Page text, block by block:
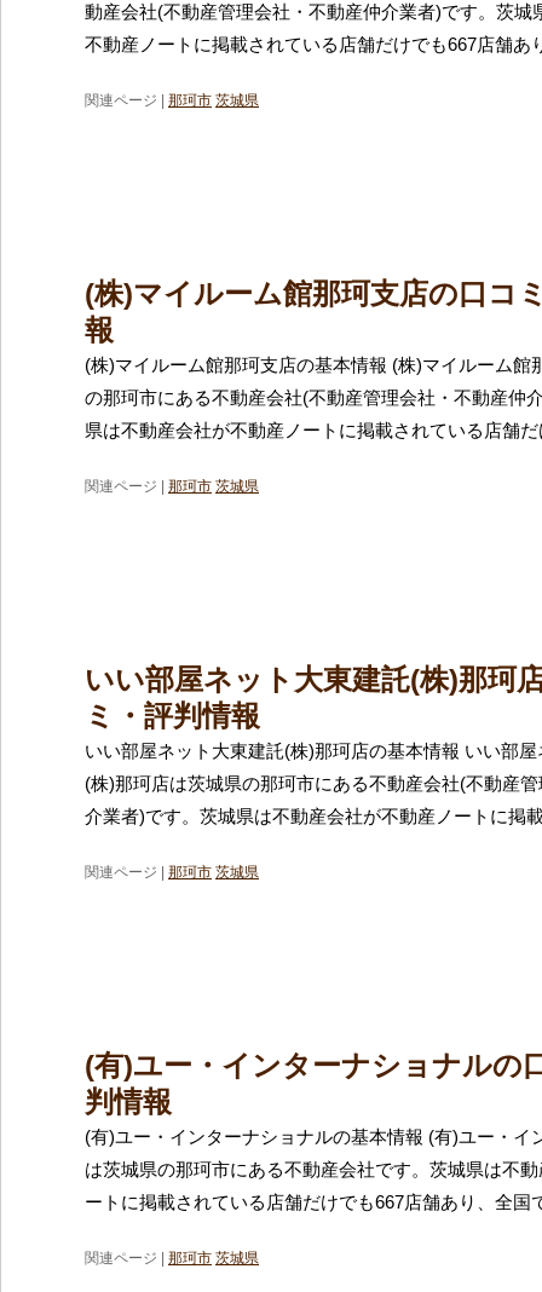
動産会社(不動産管理会社・不動産仲介業者)です。茨城
不動産ノートに掲載されている店舗だけでも667店舗あ
関連ページ | 那珂市 茨城県
(株)マイルーム館那珂支店の口コ
報
(株)マイルーム館那珂支店の基本情報 (株)マイルーム館
の那珂市にある不動産会社(不動産管理会社・不動産仲
県は不動産会社が不動産ノートに掲載されている店舗
関連ページ | 那珂市 茨城県
いい部屋ネット大東建託(株)那珂
ミ・評判情報
いい部屋ネット大東建託(株)那珂店の基本情報 いい部
(株)那珂店は茨城県の那珂市にある不動産会社(不動産
介業者)です。茨城県は不動産会社が不動産ノートに掲
関連ページ | 那珂市 茨城県
(有)ユー・インターナショナルの
判情報
(有)ユー・インターナショナルの基本情報 (有)ユー・イ
は茨城県の那珂市にある不動産会社です。茨城県は不
ートに掲載されている店舗だけでも667店舗あり、全国
関連ページ | 那珂市 茨城県